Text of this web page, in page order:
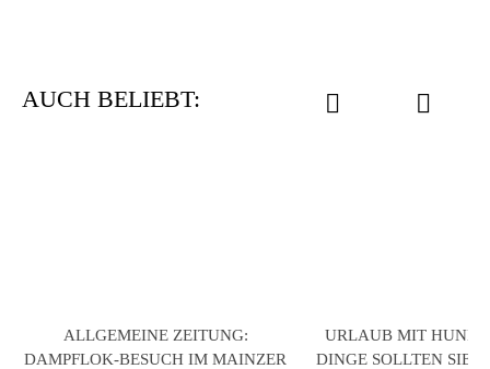
AUCH BELIEBT:
ALLGEMEINE ZEITUNG:
DAMPFLOK-BESUCH IM MAINZER
URLAUB MIT HUND
DINGE SOLLTEN SIE